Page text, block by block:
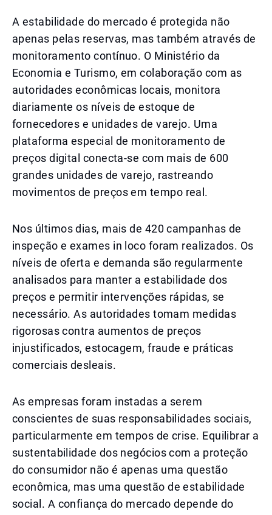
A estabilidade do mercado é protegida não
apenas pelas reservas, mas também através de
monitoramento contínuo. O Ministério da
Economia e Turismo, em colaboração com as
autoridades econômicas locais, monitora
diariamente os níveis de estoque de
fornecedores e unidades de varejo. Uma
plataforma especial de monitoramento de
preços digital conecta-se com mais de 600
grandes unidades de varejo, rastreando
movimentos de preços em tempo real.
Nos últimos dias, mais de 420 campanhas de
inspeção e exames in loco foram realizados. Os
níveis de oferta e demanda são regularmente
analisados para manter a estabilidade dos
preços e permitir intervenções rápidas, se
necessário. As autoridades tomam medidas
rigorosas contra aumentos de preços
injustificados, estocagem, fraude e práticas
comerciais desleais.
As empresas foram instadas a serem
conscientes de suas responsabilidades sociais,
particularmente em tempos de crise. Equilibrar a
sustentabilidade dos negócios com a proteção
do consumidor não é apenas uma questão
econômica, mas uma questão de estabilidade
social. A confiança do mercado depende do